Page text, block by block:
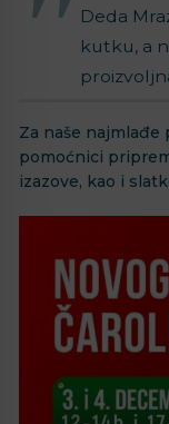
Deda
kutku, a
Za naše najmlađe
pomoćnici
izazove, kao i